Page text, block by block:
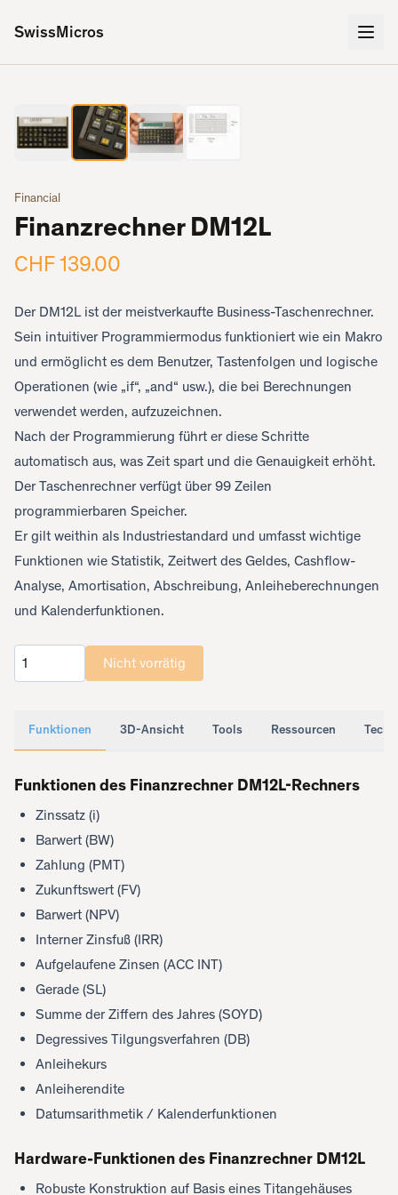
SwissMicros
Financial
Finanzrechner DM12L
CHF 139.00
Der DM12L ist der meistverkaufte Business-Taschenrechner.
Sein intuitiver Programmiermodus funktioniert wie ein Makro
und ermöglicht es dem Benutzer, Tastenfolgen und logische
Operationen (wie „if“, „and“ usw.), die bei Berechnungen
verwendet werden, aufzuzeichnen.
Nach der Programmierung führt er diese Schritte
automatisch aus, was Zeit spart und die Genauigkeit erhöht.
Der Taschenrechner verfügt über 99 Zeilen
programmierbaren Speicher.
Er gilt weithin als Industriestandard und umfasst wichtige
Funktionen wie Statistik, Zeitwert des Geldes, Cashflow-
Analyse, Amortisation, Abschreibung, Anleiheberechnungen
und Kalenderfunktionen.
Anzahl
Nicht vorrätig
Funktionen 3D-Ansicht Tools Ressourcen
Funktionen des Finanzrechner DM12L-Rechners
Zinssatz (i)
Barwert (BW)
Zahlung (PMT)
Zukunftswert (FV)
Barwert (NPV)
Interner Zinsfuß (IRR)
Aufgelaufene Zinsen (ACC INT)
Gerade (SL)
Summe der Ziffern des Jahres (SOYD)
Degressives Tilgungsverfahren (DB)
Anleihekurs
Anleiherendite
Datumsarithmetik / Kalenderfunktionen
Hardware-Funktionen des Finanzrechner DM12L
Robuste Konstruktion auf Basis eines Titangehäuses